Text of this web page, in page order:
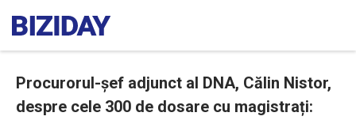
Procurorul-șef adjunct al DNA, Călin Nistor,
despre cele 300 de dosare cu magistrați: